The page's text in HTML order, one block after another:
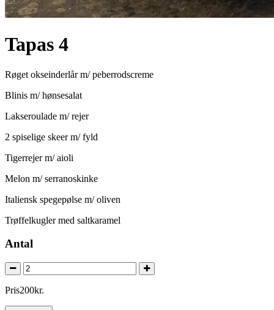
Tapas 4
Røget okseinderlår m/ peberrodscreme
Blinis m/ hønsesalat
Lakseroulade m/ rejer
2 spiselige skeer m/ fyld
Tigerrejer m/ aioli
Melon m/ serranoskinke
Italiensk spegepølse m/ oliven
Trøffelkugler med saltkaramel
Antal
Pris200kr.